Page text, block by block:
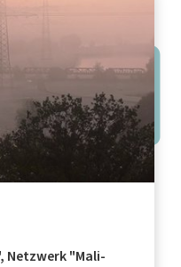
Netzwerk "Mali-